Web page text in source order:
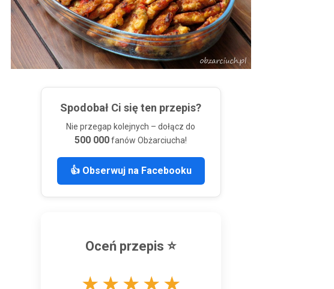
Spodobał Ci się ten przepis?
Nie przegap kolejnych – dołącz do
500 000fanów Obżarciucha!
👍 Obserwuj na Facebooku
Oceń przepis ⭐
★ ★ ★ ★ ★